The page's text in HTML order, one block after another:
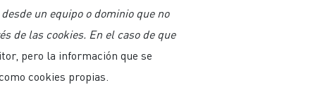
un equipo o dominio que no
de las cookies. En el caso de que
pero la información que se
cookies propias.